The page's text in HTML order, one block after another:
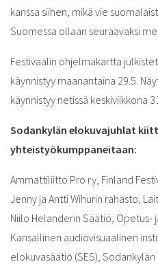
kanssa siihen, mikä vie
Suomessa ollaan seuraavaksi
Festivaalin ohjelmakartta
käynnistyy maanantaina 29.5.
käynnistyy netissä keskiviikkona
Sodankylän elokuvajuhlat
yhteistyökumppaneitaan:
Ammattiliitto Pro ry, Finland
Jenny ja Antti Wihurin rahasto,
Niilo Helanderin Säätiö, Opetus-
Kansallinen audiovisuaalinen
elokuvasäätiö (SES), Sodankylän